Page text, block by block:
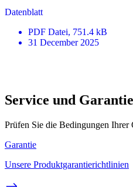
Datenblatt
PDF Datei, 751.4 kB
31 December 2025
Service und Garantie
Prüfen Sie die Bedingungen Ihrer
Garantie
Unsere Produktgarantierichtlinien